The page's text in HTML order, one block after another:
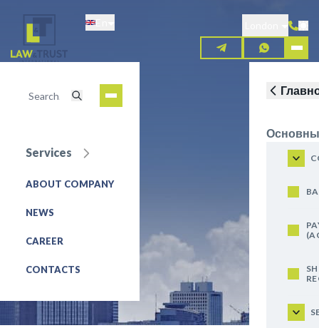
content
Services
ABOUT COMPANY
NEWS
CAREER
CONTACTS
REQUEST FOR SERVICE